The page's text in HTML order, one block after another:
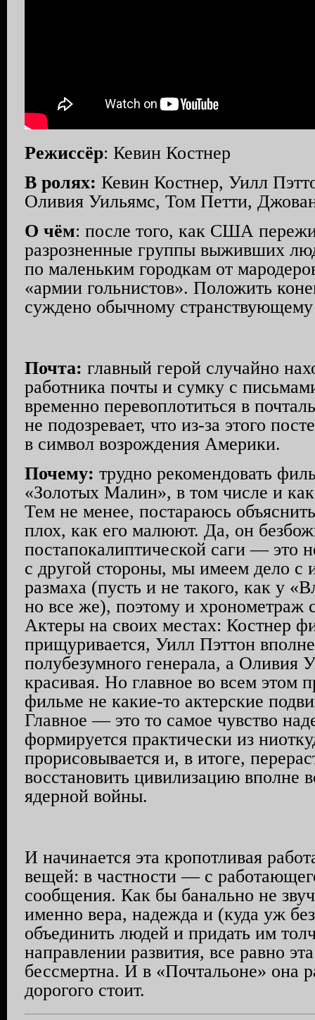
Режиссёр: Кевин Костнер
В ролях: Кевин Костнер, Уилл
Оливия Уильямс, Том Петти,
О чём: после того, как США
разрозненные группы выживших
по маленьким городкам от
«армии гольнистов». Положить
суждено обычному
Почта: главный герой случайно
работника почты и сумку с
временно перевоплотиться в
не подозревает, что из-за этого
в символ возрождения Америки.
Почему: трудно рекомендовать
«Золотых Малин», в том числе и
Тем не менее, постараюсь
плох, как его малюют. Да, он
постапокалиптической саги — это
с другой стороны, мы имеем дело с
размаха (пусть и не такого, как у
но все же), поэтому и хронометраж
Актеры на своих местах: Костнер
прищуривается, Уилл Пэттон
полубезумного генерала, а Оливия
красивая. Но главное во всем этом
фильме не какие-то актерские
Главное — это то самое чувство
формируется практически из
прорисовывается и, в итоге,
восстановить цивилизацию вполне
ядерной войны.
И начинается эта кропотливая
вещей: в частности — с
сообщения. Как бы банально не
именно вера, надежда и (куда уж
объединить людей и придать им
направлении развития, все равно
бессмертна. И в «Почтальоне» она
дорогого стоит.